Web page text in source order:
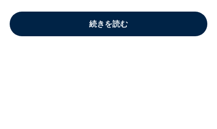
続きを読む